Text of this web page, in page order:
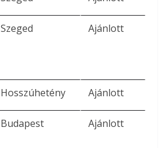
Szeged Ajánlott
Hosszúhetény Ajánlott
Budapest Ajánlott